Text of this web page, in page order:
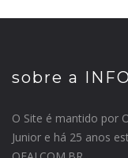
sobre a
O Site é mantido por
Junior e há 25 anos